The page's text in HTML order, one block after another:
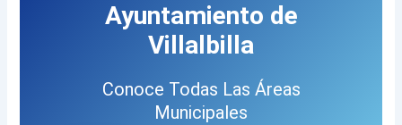
Ayuntamiento de
Villalbilla
Conoce Todas Las Áreas
Municipales